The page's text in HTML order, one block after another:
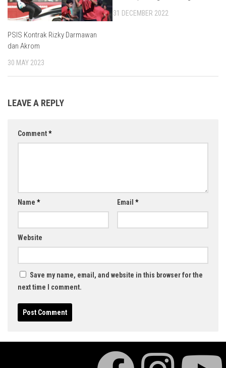
PSIS Kontrak Rizky Darmawan
dan Akrom
30 MAY 2023
31 DECEMBER 2022
LEAVE A REPLY
Comment*
Name * Email *
Website
Save my name, email, and website in this browser for the
next time I comment.